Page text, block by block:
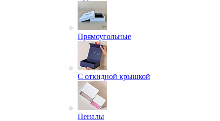
Прямоугольные
С откидной крышкой
Пеналы